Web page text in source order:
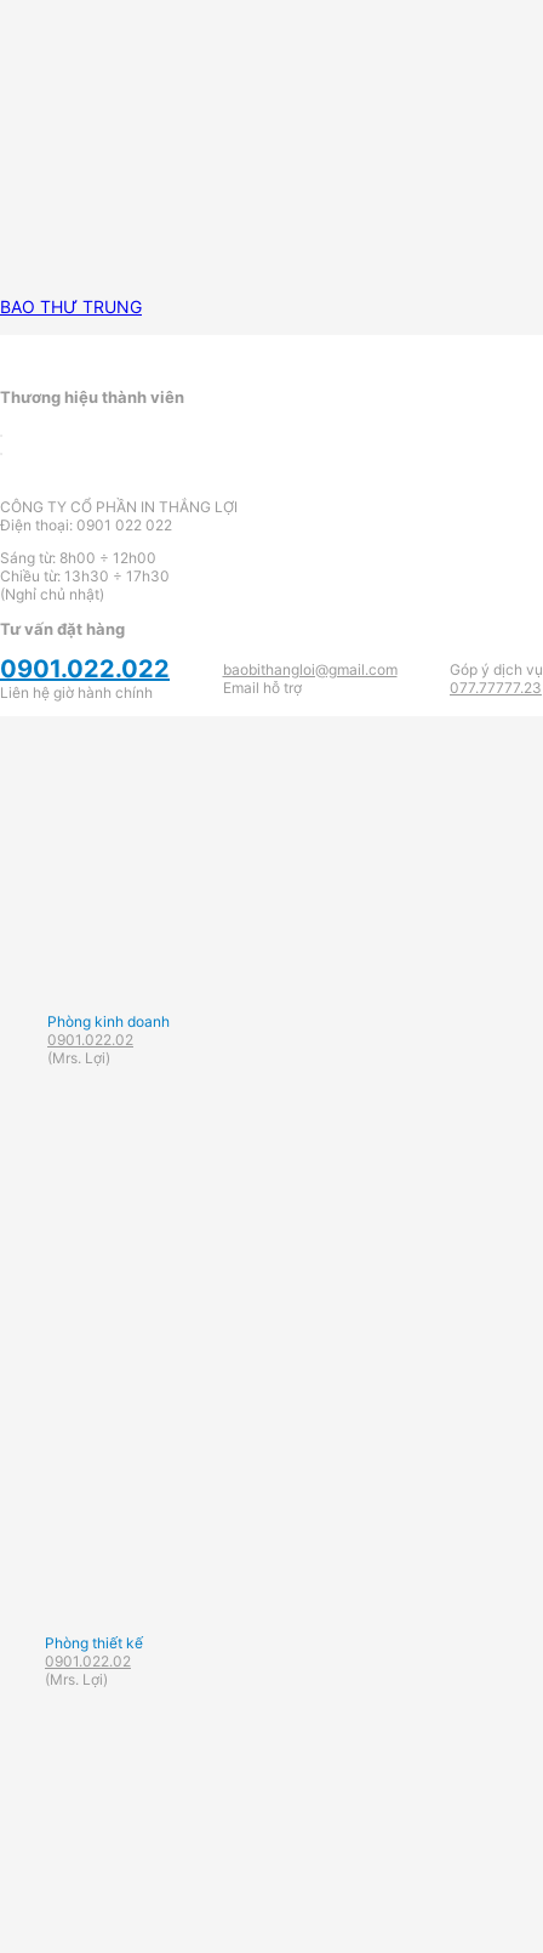
BAO THƯ TRUNG
Thương hiệu thành viên
CÔNG TY CỔ PHẦN IN THẮNG LỢI
Điện thoại: 0901 022 022
Sáng từ: 8h00 ÷ 12h00
Chiều từ: 13h30 ÷ 17h30
(Nghỉ chủ nhật)
Tư vấn đặt hàng
0901.022.022
Liên hệ giờ hành chính
baobithangloi@gmail.com
Email hỗ trợ
Góp ý dịch vụ
077.77777.23
Phòng kinh doanh
0901.022.02
(Mrs. Lợi)
Phòng thiết kế
0901.022.02
(Mrs. Lợi)